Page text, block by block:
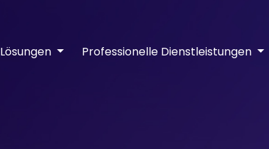
Lösungen Professionelle Dienstleistungen